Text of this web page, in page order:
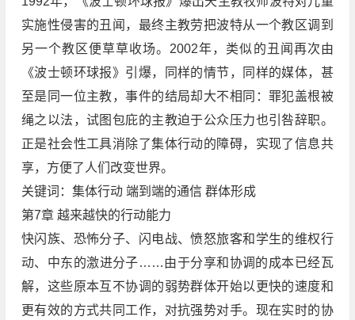
实施性侵害的丑闻，最终主教劳把波特从一个教区调到
另一个教区便草草收场。2002年，类似的丑闻再次由
《波士顿环球报》引爆，同样的情节，同样的媒体，甚
至是同一位主教，事件的结局却大不相同：罪犯盖根被
绳之以法，试图包庇的主教迫于公众压力也引咎辞职。
正是社会性工具消除了集体行动的障碍，实现了信息共
享，方便了人们改变世界。
关键词：集体行动 端到端的通信 群体形成
第7章 越来越快的行动能力
快闪族、恐怖分子、闪电战、愤怒旅客和学生的维权行
动、中东的激进分子……由于分享和协调的成本已经瓦
解，这些原本互不协调的弱势群体开始以更快的速度和
更有效的方式共同工作，对抗强势对手。现在实时的协